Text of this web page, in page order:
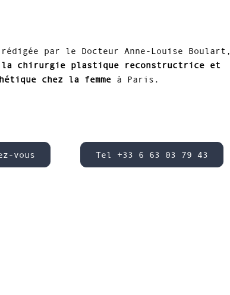
par le Docteur Anne-Louise Boulart,
chirurgie plastique reconstructrice et
chez la femmeà Paris.
vous Tel +33 6 63 03 79 43